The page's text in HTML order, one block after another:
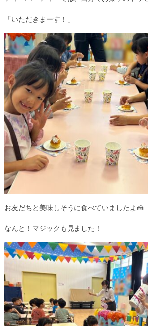
「いただきまーす！」
お友だちと美味しそうに食べていましたよ🍰
なんと！マジックも見ました！